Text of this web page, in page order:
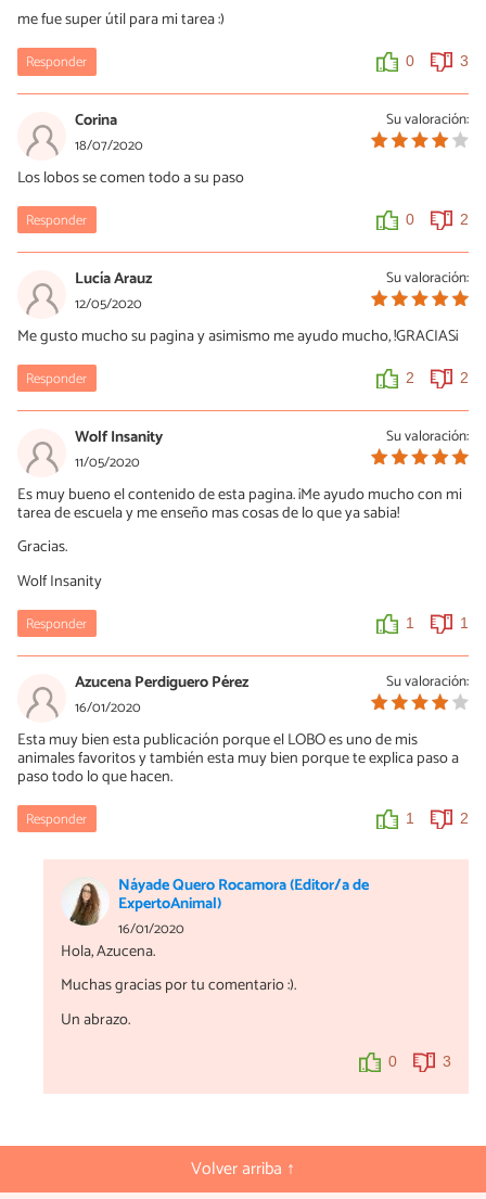
me fue super útil para mi tarea :)
Responder 0 3
Su valoración:
Corina
18/07/2020
Los lobos se comen todo a su paso
Responder 0 2
Su valoración:
Lucía Arauz
12/05/2020
Me gusto mucho su pagina y asimismo me ayudo mucho, !GRACIAS¡
Responder 2 2
Su valoración:
Wolf Insanity
11/05/2020
Es muy bueno el contenido de esta pagina. ¡Me ayudo mucho con mi
tarea de escuela y me enseño mas cosas de lo que ya sabia!
Gracias.
Wolf Insanity
Responder 1 1
Su valoración:
Azucena Perdiguero Pérez
16/01/2020
Esta muy bien esta publicación porque el LOBO es uno de mis
animales favoritos y también esta muy bien porque te explica paso a
paso todo lo que hacen.
Responder 1 2
Náyade Quero Rocamora (Editor/a de
ExpertoAnimal)
16/01/2020
Hola, Azucena.
Muchas gracias por tu comentario :).
Un abrazo.
0 3
Volver arriba ↑